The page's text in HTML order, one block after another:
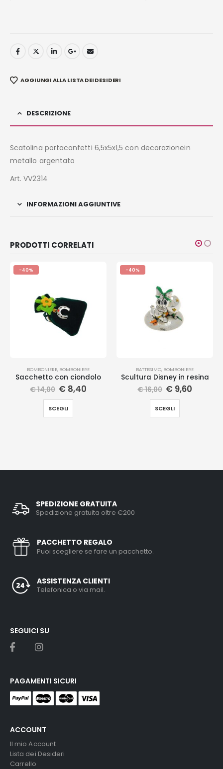
AGGIUNGI ALLA LISTA DEI DESIDERI
DESCRIZIONE
Scatolina portaconfetti 6,5x5x1,5 con decorazionein
metallo argentato
Art. VV2314
INFORMAZIONI AGGIUNTIVE
PRODOTTI CORRELATI
-40%
BOMBONIERE, BOMBONIERE
Sacchetto con ciondolo
€14,00 € 8,40
SCEGLI
-40%
BATTESIMO, BOMBONIERE
Scultura Disney in resina
€16,00 € 9,60
SCEGLI
SPEDIZIONE GRATUITA
Spedizione gratuita oltre €200
PACCHETTO REGALO
Puoi scegliere se fare un pacchetto.
ASSISTENZA CLIENTI
Telefonica o via mail.
ACCOUNT
Il mio Account
Lista dei Desideri
Carrello
SEGUICI SU
PAGAMENTI SICURI